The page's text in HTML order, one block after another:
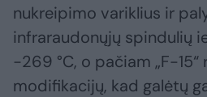
nukreipimo variklius ir
infraraudonųjų spindulių
−269 °C, o pačiam „F-
modifikacijų, kad galėtų